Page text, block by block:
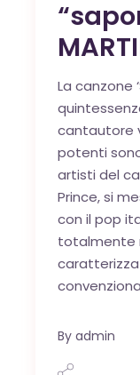
La canzone
cantautore
potenti
artisti del
Prince, si
con il pop
totalmente
By admin